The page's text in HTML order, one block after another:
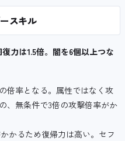
スキル
力は1.5倍。闇を6個以上つな
倍率となる。属性ではなく攻
、無条件で3倍の攻撃倍率がか
かるため復帰力は高い。セフ